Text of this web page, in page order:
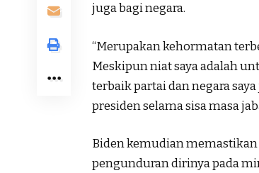
juga bagi negara.
“Merupakan kehormatan
Meskipun niat saya adalah
terbaik partai dan negara
presiden selama sisa masa
Biden kemudian
pengunduran dirinya pada